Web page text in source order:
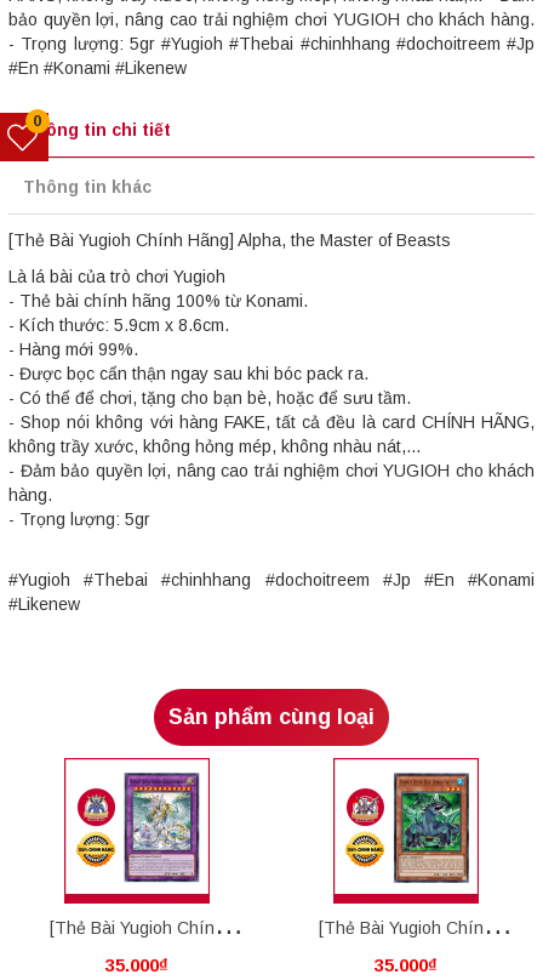
bảo quyền lợi, nâng cao trải nghiệm chơi YUGIOH cho khách hàng.
- Trọng lượng: 5gr #Yugioh #Thebai #chinhhang #dochoitreem #Jp
#En #Konami #Likenew
Thông tin chi tiết
Thông tin khác
[Thẻ Bài Yugioh Chính Hãng] Alpha, the Master of Beasts
Là lá bài của trò chơi Yugioh
- Thẻ bài chính hãng 100% từ Konami.
- Kích thước: 5.9cm x 8.6cm.
- Hàng mới 99%.
- Được bọc cẩn thận ngay sau khi bóc pack ra.
- Có thể để chơi, tặng cho bạn bè, hoặc để sưu tầm.
- Shop nói không với hàng FAKE, tất cả đều là card CHÍNH HÃNG,
không trầy xước, không hỏng mép, không nhàu nát,...
- Đảm bảo quyền lợi, nâng cao trải nghiệm chơi YUGIOH cho khách
hàng.
- Trọng lượng: 5gr
#Yugioh #Thebai #chinhhang #dochoitreem #Jp #En #Konami
#Likenew
Sản phẩm cùng loại
[Thẻ Bài Yugioh Chính
Hãng] Ultimate Crystal
35.000₫
[Thẻ Bài Yugioh Chính
Hãng] Advanced Crystal
35.000₫
0